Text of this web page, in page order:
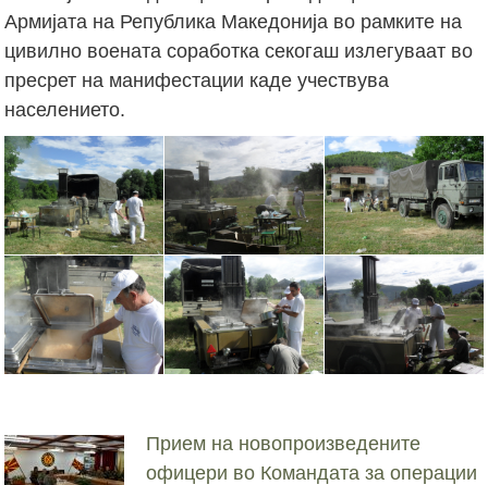
Армијата на Република Македонија во рамките на
цивилно воената соработка секогаш излегуваат во
пресрет на манифестации каде учествува
населението.
Прием на новопроизведените
офицери во Командата за операции